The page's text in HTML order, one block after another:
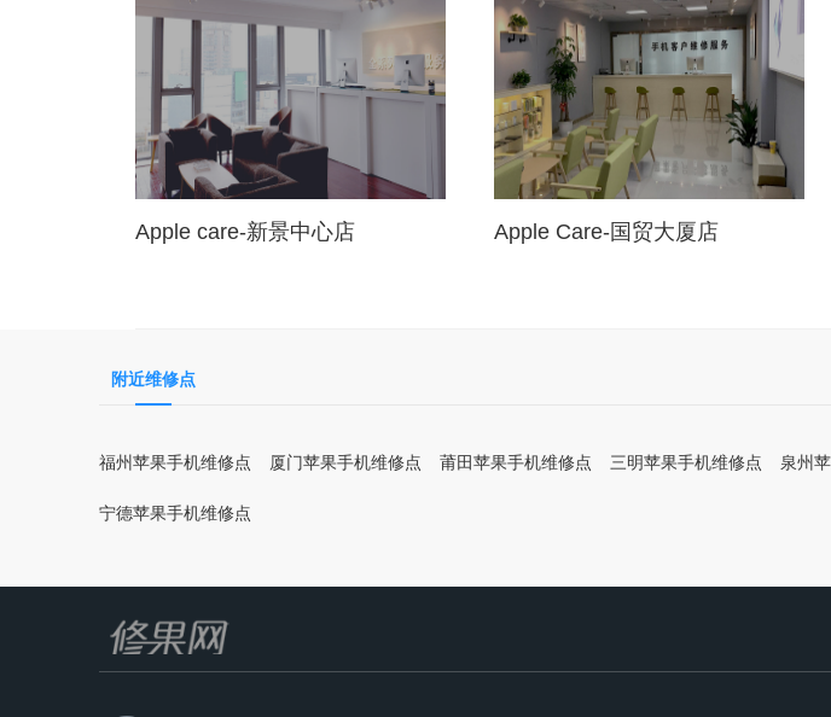
Apple care-新景中心店 Apple Care-国贸大厦店
附近维修点
福州苹果手机维修点 厦门苹果手机维修点 莆田苹果手机维修点 三明苹果手机维修点 泉州
宁德苹果手机维修点